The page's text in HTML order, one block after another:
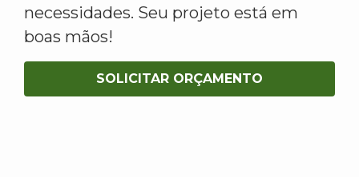
necessidades. Seu projeto está em
boas mãos!
SOLICITAR ORÇAMENTO